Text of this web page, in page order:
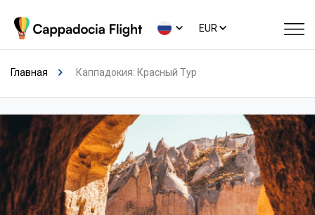
EUR
Главная Каппадокия: Красный Тур